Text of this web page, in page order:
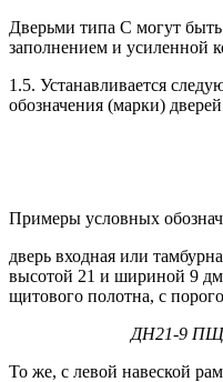
Дверьми типа С могут
заполнением и усиленной
1.5. Устанавливается
обозначения (марки)
Примеры условных
дверь входная или
высотой 21 и шириной 9
щитового полотна, с
ДН21-9
То же, с левой навеской